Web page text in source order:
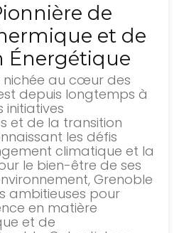
de
et de
Énergétique
nichée au cœur des
depuis longtemps à
et de la transition
les défis
climatique et la
le bien-être de ses
Grenoble
ambitieuses pour
en matière
et de